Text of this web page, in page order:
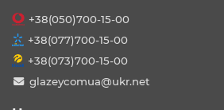
+38(050)700-15-00
+38(077)700-15-00
+38(073)700-15-00
glazeycomua@ukr.net